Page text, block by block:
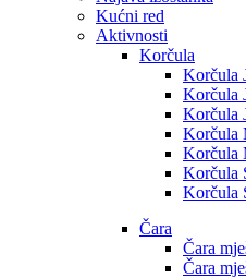
Kućni red
Aktivnosti
Korčula
Korčula
Korčula
Korčula
Korčula
Korčula
Korčula
Korčula
Čara
Čara
Čara